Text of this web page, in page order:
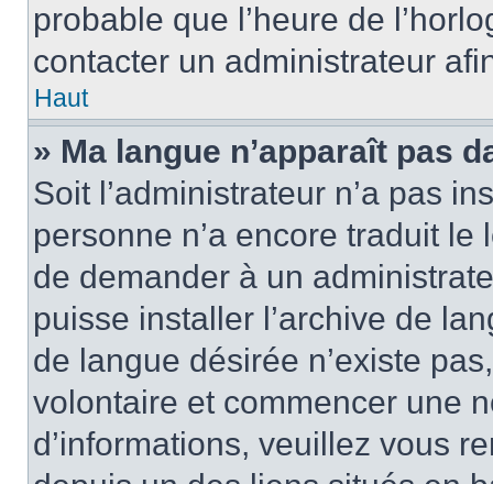
probable que l’heure de
contacter un administrateur
Haut
» Ma langue n’apparaît pas
Soit l’administrateur n’a pas
personne n’a encore traduit
de demander à un
puisse installer l’archive de
de langue désirée n’existe
volontaire et commencer une
d’informations, veuillez vous